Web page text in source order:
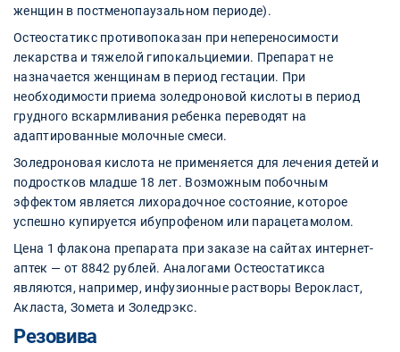
женщин в постменопаузальном периоде).
Остеостатикс противопоказан при непереносимости
лекарства и тяжелой гипокальциемии. Препарат не
назначается женщинам в период гестации. При
необходимости приема золедроновой кислоты в период
грудного вскармливания ребенка переводят на
адаптированные молочные смеси.
Золедроновая кислота не применяется для лечения детей и
подростков младше 18 лет. Возможным побочным
эффектом является лихорадочное состояние, которое
успешно купируется ибупрофеном или парацетамолом.
Цена 1 флакона препарата при заказе на сайтах интернет-
аптек — от 8842 рублей. Аналогами Остеостатикса
являются, например, инфузионные растворы Верокласт,
Акласта, Зомета и Золедрэкс.
Резовива